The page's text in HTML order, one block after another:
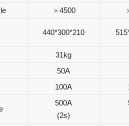
＞4500
440*300*210
31kg
50A
100A
500A
(2s)